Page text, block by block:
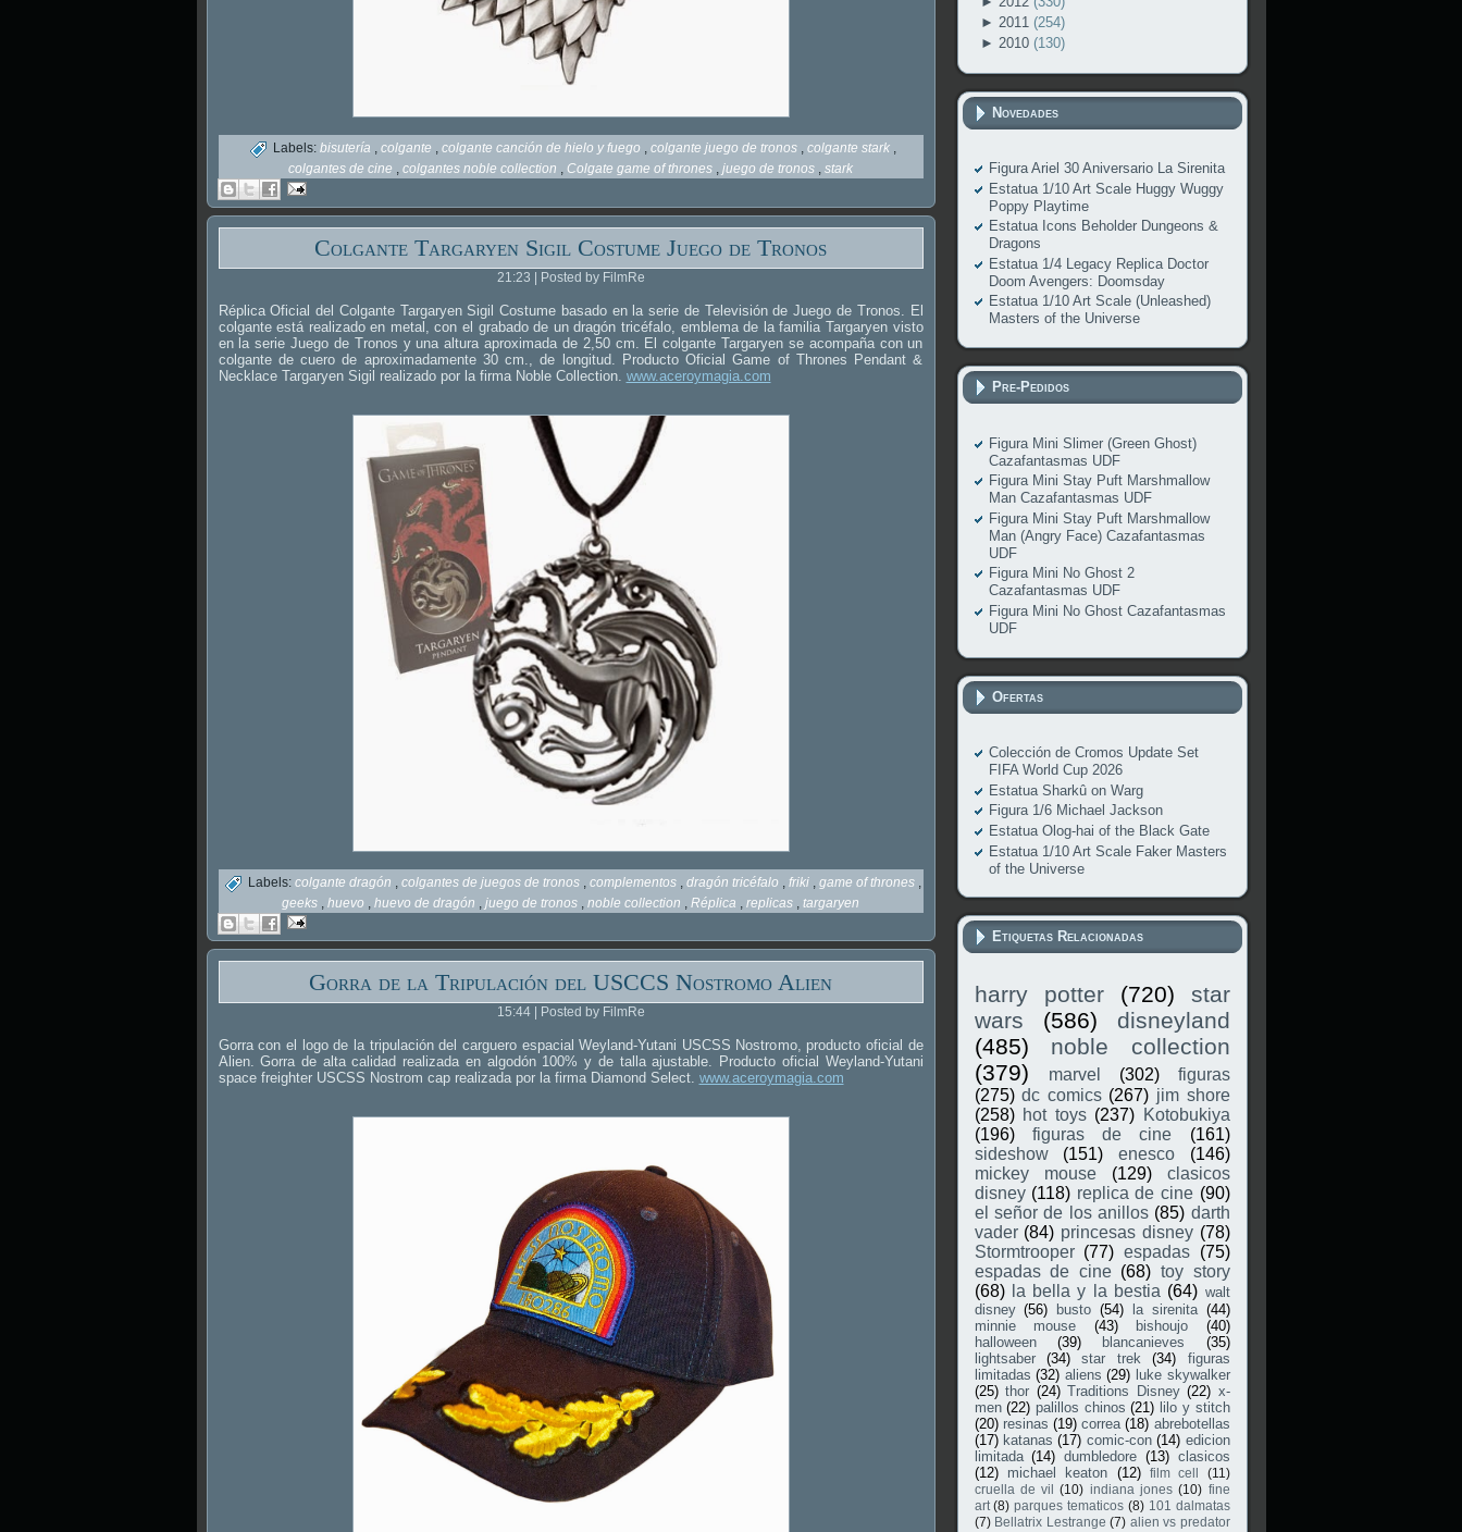
Labels: bisutería , colgante , colgante canción de hielo y fuego , colgante juego de tronos , colgante stark ,
colgantes de cine , colgantes noble collection , Colgate game of thrones , juego de tronos , stark
Colgante Targaryen Sigil Costume Juego de Tronos
21:23 | Posted by FilmRe
Réplica Oficial del Colgante Targaryen Sigil Costume basado en la serie de Televisión de Juego de Tronos. El
colgante está realizado en metal, con el grabado de un dragón tricéfalo, emblema de la familia Targaryen visto
en la serie Juego de Tronos y una altura aproximada de 2,50 cm. El colgante Targaryen se acompaña con un
colgante de cuero de aproximadamente 30 cm., de longitud. Producto Oficial Game of Thrones Pendant &
Necklace Targaryen Sigil realizado por la firma Noble Collection. www.aceroymagia.com
Labels: colgante dragón , colgantes de juegos de tronos , complementos , dragón tricéfalo , friki , game of thrones ,
geeks , huevo , huevo de dragón , juego de tronos , noble collection , Réplica , replicas , targaryen
Gorra de la Tripulación del USCCS Nostromo Alien
15:44 | Posted by FilmRe
Gorra con el logo de la tripulación del carguero espacial Weyland-Yutani USCSS Nostromo, producto oficial de
Alien. Gorra de alta calidad realizada en algodón 100% y de talla ajustable. Producto oficial Weyland-Yutani
space freighter USCSS Nostrom cap realizada por la firma Diamond Select. www.aceroymagia.com
► 2011 (254)
► 2010 (130)
Novedades
Figura Ariel 30 Aniversario La Sirenita
Estatua 1/10 Art Scale Huggy Wuggy
Poppy Playtime
Estatua Icons Beholder Dungeons &
Dragons
Estatua 1/4 Legacy Replica Doctor
Doom Avengers: Doomsday
Estatua 1/10 Art Scale (Unleashed)
Masters of the Universe
Pre-Pedidos
Figura Mini Slimer (Green Ghost)
Cazafantasmas UDF
Figura Mini Stay Puft Marshmallow
Man Cazafantasmas UDF
Figura Mini Stay Puft Marshmallow
Man (Angry Face) Cazafantasmas
UDF
Figura Mini No Ghost 2
Cazafantasmas UDF
Figura Mini No Ghost Cazafantasmas
UDF
Ofertas
Colección de Cromos Update Set
FIFA World Cup 2026
Estatua Sharkû on Warg
Figura 1/6 Michael Jackson
Estatua Olog-hai of the Black Gate
Estatua 1/10 Art Scale Faker Masters
of the Universe
Etiquetas Relacionadas
harry potter (720)
star
wars
(586)
disneyland
(485)
noble collection
(379)
marvel (302)
figuras
(275) dc comics (267) jim shore
(258) hot toys (237) Kotobukiya
(196)
figuras de cine
(161)
sideshow
(151) enesco
(146)
mickey mouse
(129)
clasicos
disney (118) replica de cine (90)
el señor de los anillos (85) darth
vader (84) princesas disney (78)
Stormtrooper (77) espadas (75)
espadas de cine (68) toy story
(68)
la bella y la bestia (64) walt
disney (56) busto (54) la sirenita (44)
minnie mouse
(43) bishoujo
(40)
halloween
(39) blancanieves
(35)
lightsaber
(34) star trek (34)
figuras
limitadas (32) aliens (29) luke skywalker
(25) thor (24) Traditions Disney (22) x-
men (22) palillos chinos (21) lilo y stitch
(20) resinas (19) correa (18) abrebotellas
(17) katanas (17) comic-con (14) edicion
limitada (14) dumbledore (13) clasicos
(12)
michael keaton (12) film cell
(11)
cruella de vil
(10) indiana jones (10) fine
art (8) parques tematicos (8) 101 dalmatas
(7) Bellatrix Lestrange (7) alien vs predator